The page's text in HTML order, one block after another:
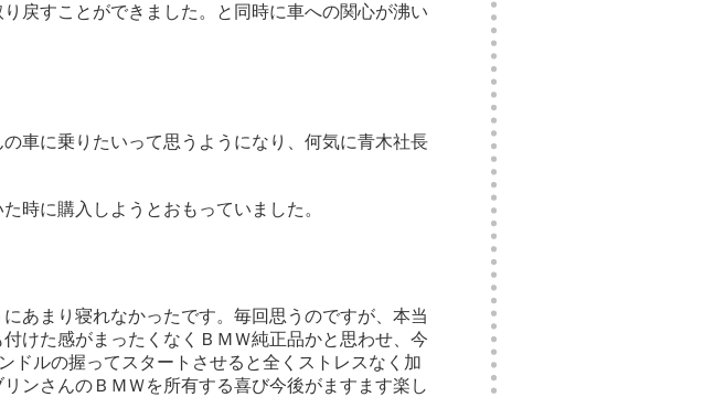
戻すことができました。と同時に車への関心が沸い
車に乗りたいって思うようになり、何気に青木社長
時に購入しようとおもっていました。
あまり寝れなかったです。毎回思うのですが、本当
た感がまったくなくＢＭＷ純正品かと思わせ、今
ルの握ってスタートさせると全くストレスなく加
ンさんのＢＭＷを所有する喜び今後がますます楽し